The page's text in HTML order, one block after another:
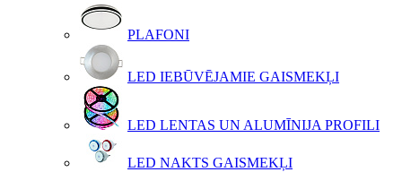
PLAFONI
LED IEBŪVĒJAMIE GAISMEKĻI
LED LENTAS UN ALUMĪNIJA PROFILI
LED NAKTS GAISMEKĻI